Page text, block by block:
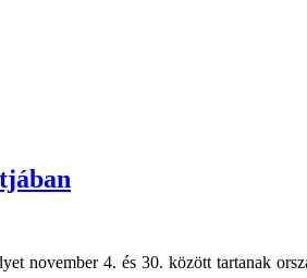
november 4. és 30. között tartanak